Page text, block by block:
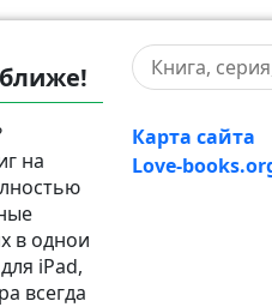
на
в однои
iPad,
всегда
Карта сайта
Love-